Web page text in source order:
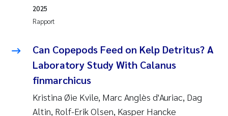
Rapport
2025
Can Copepods Feed on Kelp Detritus? A
Laboratory Study With Calanus
finmarchicus
Kristina Øie Kvile, Marc Anglès d'Auriac, Dag
Altin, Rolf-Erik Olsen, Kasper Hancke